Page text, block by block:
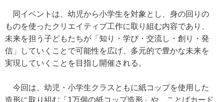
同イベントは、幼児から小学生を対象とし、身の回りの
ものを使ったクリエイティブ工作に取り組む内容であり、
未来を担う子どもたちが「知り・学び・交流し・創り・発
信」していくことで可能性を広げ、多元的で豊かな未来を
実現していくことを目指し開催される。
今回は、幼児・小学生クラスともに紙コップを使用した
造形に取り組む「1万個の紙コップ造形」や、ことばカード